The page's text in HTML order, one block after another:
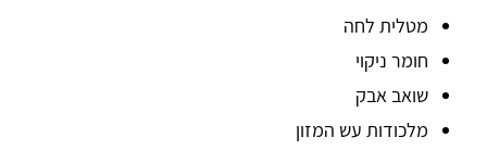
מטלית לחה
חומר ניקוי
שואב אבק
מלכודות עש המזון